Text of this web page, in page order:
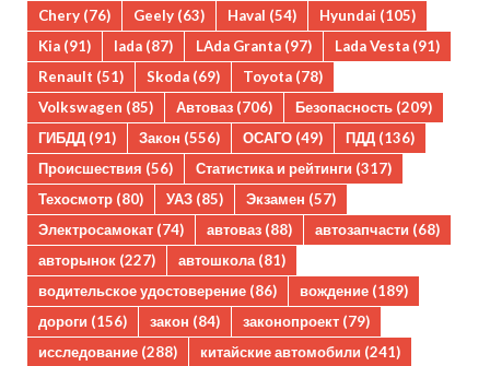
Chery (76) Geely (63) Haval (54) Hyundai (105)
Kia (91) lada (87) LAda Granta (97) Lada Vesta (91)
Renault (51) Skoda (69) Toyota (78)
Volkswagen (85) Автоваз (706) Безопасность (209)
ГИБДД (91) Закон (556) ОСАГО (49) ПДД (136)
Происшествия (56) Статистика и рейтинги (317)
Техосмотр (80) УАЗ (85) Экзамен (57)
Электросамокат (74) автоваз (88) автозапчасти (68)
авторынок (227) автошкола(81)
водительское удостоверение (86) вождение (189)
дороги (156) закон (84) законопроект (79)
исследование (288) китайские автомобили (241)